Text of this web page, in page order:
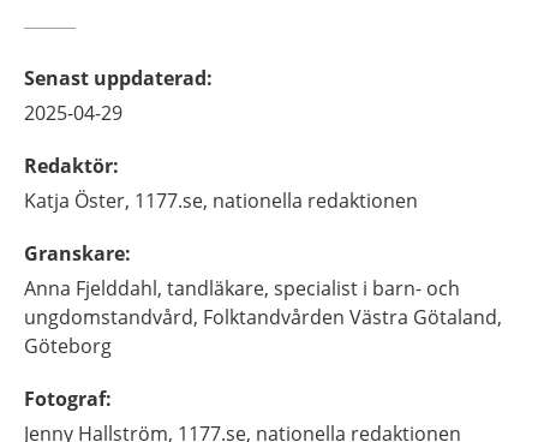
Senast uppdaterad:
2025-04-29
Redaktör:
Katja Öster, 1177.se, nationella redaktionen
Granskare:
Anna Fjelddahl, tandläkare, specialist i barn- och
ungdomstandvård, Folktandvården Västra Götaland,
Göteborg
Fotograf:
Jenny Hallström, 1177.se, nationella redaktionen